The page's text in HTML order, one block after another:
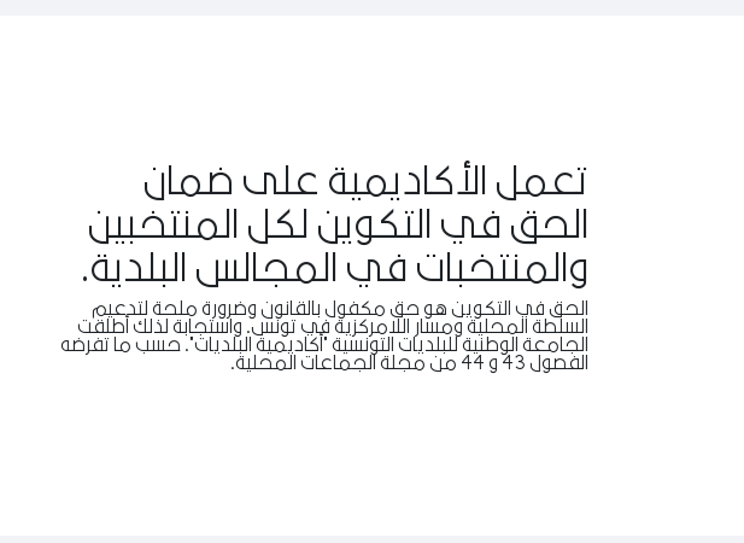
تعمل الأكاديمية على ضمان
الحق في التكوين لكل المنتخبين
والمنتخبات في المجالس البلدية.
الحق في التكوين هو حق مكفول بالقانون وضرورة ملحة لتدعيم
السلطة المحلية ومسار اللامركزية في تونس. واستجابة لذلك أطلقت
الجامعة الوطنية للبلديات التونسية "أكاديمية البلديات". حسب ما تفرضه
الفصول 43 و 44 من مجلة الجماعات المحلية.